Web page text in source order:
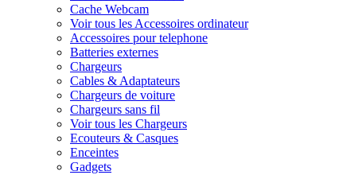
Cache Webcam
Voir tous les Accessoires ordinateur
Accessoires pour telephone
Batteries externes
Chargeurs
Cables & Adaptateurs
Chargeurs de voiture
Chargeurs sans fil
Voir tous les Chargeurs
Ecouteurs & Casques
Enceintes
Gadgets